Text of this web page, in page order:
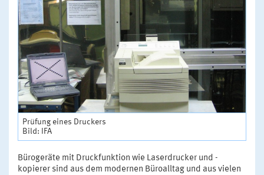
Prüfung eines Druckers
Bild: IFA
Bürogeräte mit Druckfunktion wie Laserdrucker und -
kopierer sind aus dem modernen Büroalltag und aus vielen